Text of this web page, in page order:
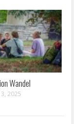
Wandel
2025